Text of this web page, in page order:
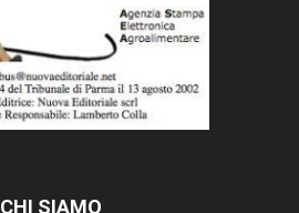
CHI SIAMO